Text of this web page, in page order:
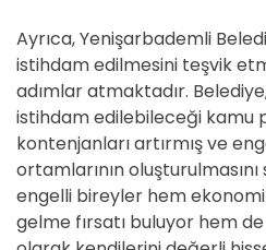
Ayrıca, Yenişarbademli
istihdam edilmesini teşvik
adımlar atmaktadır.
istihdam edilebileceği kamu
kontenjanları artırmış ve
ortamlarının
engelli bireyler hem
gelme fırsatı buluyor hem